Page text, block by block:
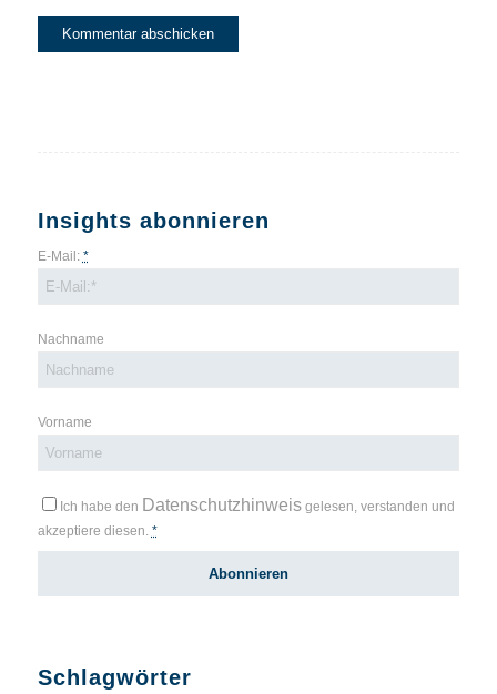
Insights abonnieren
E-Mail: *
Nachname
Vorname
Ich habe den Datenschutzhinweisgelesen, verstanden und
akzeptiere diesen. *
Schlagwörter